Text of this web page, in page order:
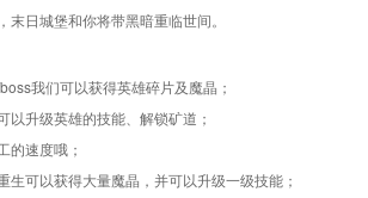
日城堡和你将带黑暗重临世间。
我们可以获得英雄碎片及魔晶；
以升级英雄的技能、解锁矿道；
的速度哦；
生可以获得大量魔晶，并可以升级一级技能；